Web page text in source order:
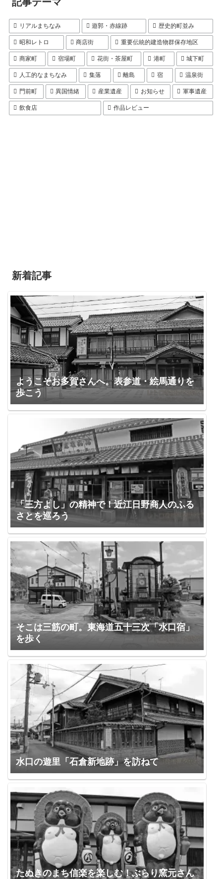
リアルまちなみ 遊郭・赤線跡 歴史的町並み
昭和レトロ 商店街 重要伝統的建造物群保存地区
商家町 宿場町 花街・茶屋町 港町 城下町
人工的なまちなみ 集落 離島 宿 温泉街
門前町 異国情緒 産業遺産 お知らせ 軍事遺産
飲食店 作品レビュー
新着記事
ようこそお多賀さんへ。表参道・絵馬通りを
歩こう
「三方よし」の精神で！近江日野商人のふる
さとを巡ろう
そこは三筋の町。東海道五十三次「水口宿」
を歩く
水口の遊里「石倉新地跡」を訪ねて
たぬきのまち信楽を楽しむ！ぶらり窯元さん